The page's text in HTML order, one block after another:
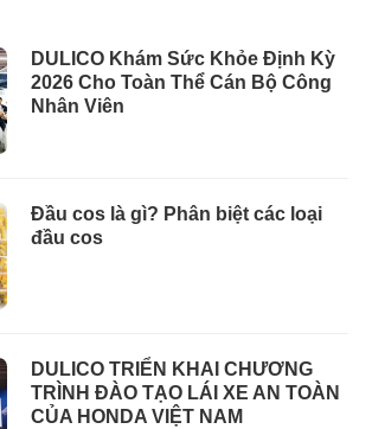
DULICO Khám Sức Khỏe Định Kỳ
2026 Cho Toàn Thể Cán Bộ Công
Nhân Viên
Đầu cos là gì? Phân biệt các loại
đầu cos
DULICO TRIỂN KHAI CHƯƠNG
TRÌNH ĐÀO TẠO LÁI XE AN TOÀN
CỦA HONDA VIỆT NAM